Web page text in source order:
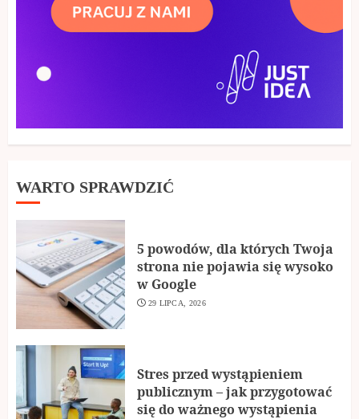
WARTO SPRAWDZIĆ
5 powodów, dla których Twoja
strona nie pojawia się wysoko
w Google
29 LIPCA, 2026
Stres przed wystąpieniem
publicznym – jak przygotować
się do ważnego wystąpienia